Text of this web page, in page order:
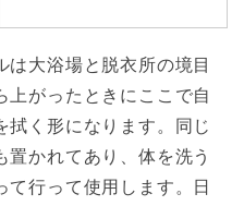
大浴場と脱衣所の境目
上がったときにここで自
拭く形になります。同じ
かれてあり、体を洗う
て行って使用します。日